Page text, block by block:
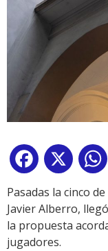
Facebook
X
Pasadas la cinco
Javier Alberro,
la propuesta
jugadores.